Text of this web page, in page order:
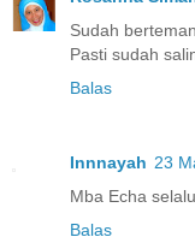
Sudah
Pasti sudah
Balas
Innnayah 23
Mba Echa
Balas